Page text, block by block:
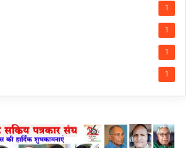
1
1
1
1